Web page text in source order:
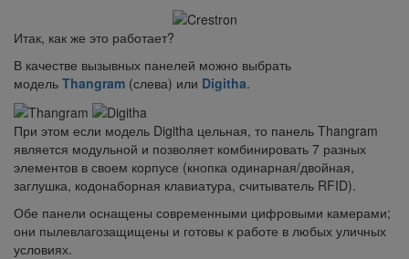
Итак, как же это работает?
В качестве вызывных панелей можно выбрать
модель Thangram (слева) или Digitha.
При этом если модель Digitha цельная, то панель Thangram
является модульной и позволяет комбинировать 7 разных
элементов в своем корпусе (кнопка одинарная/двойная,
заглушка, кодонаборная клавиатура, считыватель RFID).
Обе панели оснащены современными цифровыми камерами;
они пылевлагозащищены и готовы к работе в любых уличных
условиях.